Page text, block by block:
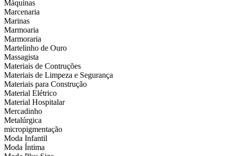
Máquinas
Marcenaria
Marinas
Marmoaria
Marmoraria
Martelinho de Ouro
Massagista
Materiais de Contruções
Materiais de Limpeza e Segurança
Materiais para Construção
Material Elétrico
Material Hospitalar
Mercadinho
Metalúrgica
micropigmentação
Moda Infantil
Moda Íntima